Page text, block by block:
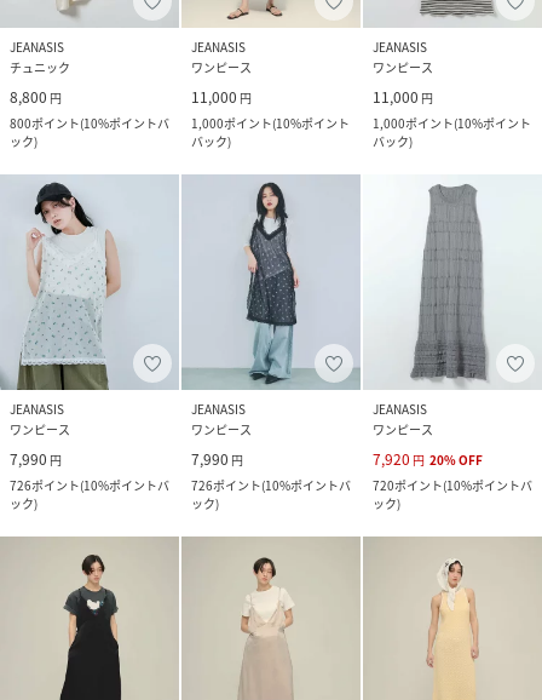
JEANASIS
チュニック
8,800 円
800ポイント(10%ポイントバ
ック)
JEANASIS
ワンピース
11,000 円
1,000ポイント(10%ポイント
バック)
JEANASIS
ワンピース
11,000 円
1,000ポイント(10%ポイント
バック)
JEANASIS
ワンピース
7,990 円
726ポイント(10%ポイントバ
ック)
JEANASIS
ワンピース
7,990 円
726ポイント(10%ポイントバ
ック)
JEANASIS
ワンピース
7,920 円 20%OFF
720ポイント(10%ポイントバ
ック)